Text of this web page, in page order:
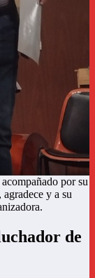
por su
y a su
de